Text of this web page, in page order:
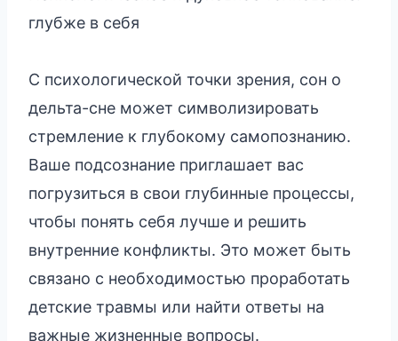
глубже в себя
С психологической точки зрения, сон о
дельта-сне может символизировать
стремление к глубокому самопознанию.
Ваше подсознание приглашает вас
погрузиться в свои глубинные процессы,
чтобы понять себя лучше и решить
внутренние конфликты. Это может быть
связано с необходимостью проработать
детские травмы или найти ответы на
важные жизненные вопросы.